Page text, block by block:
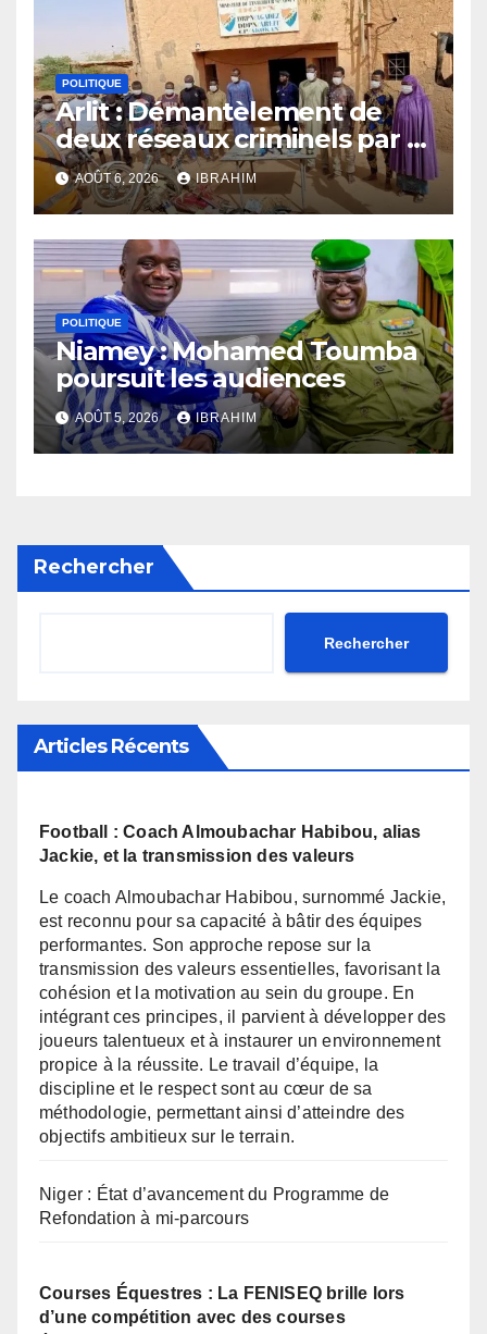
POLITIQUE
Arlit : Démantèlement de
deux réseaux criminels par la
police d’Akokan
AOÛT 6, 2026 IBRAHIM
POLITIQUE
Niamey : Mohamed Toumba
poursuit les audiences
AOÛT 5, 2026 IBRAHIM
Rechercher
Rechercher
Articles Récents
Football : Coach Almoubachar Habibou, alias
Jackie, et la transmission des valeurs
Le coach Almoubachar Habibou, surnommé Jackie,
est reconnu pour sa capacité à bâtir des équipes
performantes. Son approche repose sur la
transmission des valeurs essentielles, favorisant la
cohésion et la motivation au sein du groupe. En
intégrant ces principes, il parvient à développer des
joueurs talentueux et à instaurer un environnement
propice à la réussite. Le travail d’équipe, la
discipline et le respect sont au cœur de sa
méthodologie, permettant ainsi d’atteindre des
objectifs ambitieux sur le terrain.
Niger : État d’avancement du Programme de
Refondation à mi-parcours
Courses Équestres : La FENISEQ brille lors
d’une compétition avec des courses